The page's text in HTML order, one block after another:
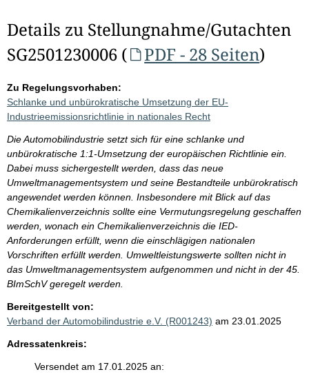
Details zu Stellungnahme/Gutachten
SG2501230006 (
PDF - 28 Seiten)
Zu Regelungsvorhaben:
Schlanke und unbürokratische Umsetzung der EU-
Industrieemissionsrichtlinie in nationales Recht
Die Automobilindustrie setzt sich für eine schlanke und
unbürokratische 1:1-Umsetzung der europäischen Richtlinie ein.
Dabei muss sichergestellt werden, dass das neue
Umweltmanagementsystem und seine Bestandteile unbürokratisch
angewendet werden können. Insbesondere mit Blick auf das
Chemikalienverzeichnis sollte eine Vermutungsregelung geschaffen
werden, wonach ein Chemikalienverzeichnis die IED-
Anforderungen erfüllt, wenn die einschlägigen nationalen
Vorschriften erfüllt werden. Umweltleistungswerte sollten nicht in
das Umweltmanagementsystem aufgenommen und nicht in der 45.
BImSchV geregelt werden.
Bereitgestellt von:
Verband der Automobilindustrie e.V. (R001243) am 23.01.2025
Adressatenkreis:
Versendet am 17.01.2025 an: